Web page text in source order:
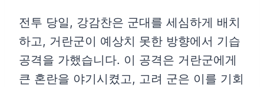
전투 당일, 강감찬은 군대를 세심하게 배치
하고, 거란군이 예상치 못한 방향에서 기습
공격을 가했습니다. 이 공격은 거란군에게
큰 혼란을 야기시켰고, 고려 군은 이를 기회